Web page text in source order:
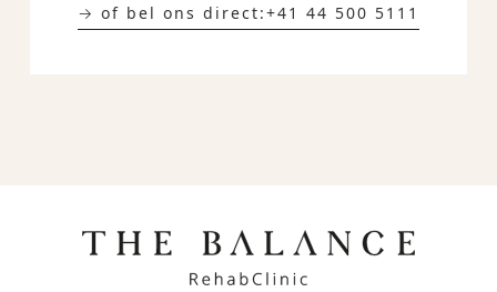
→ of bel ons direct:+41 44 500 5111